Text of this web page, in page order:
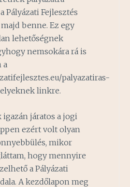
Pályázati Fejlesztés
benne. Ez egy
lehetőségnek
nemsokára rá is
a
palyazatiras-
linkre.
járatos a jogi
ezért volt olyan
mikor
hogy mennyire
a Pályázati
A kezdőlapon meg